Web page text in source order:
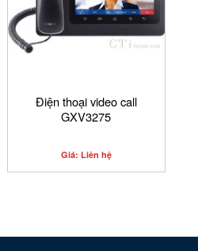
Điện thoại video call
GXV3275
Giá: Liên hệ